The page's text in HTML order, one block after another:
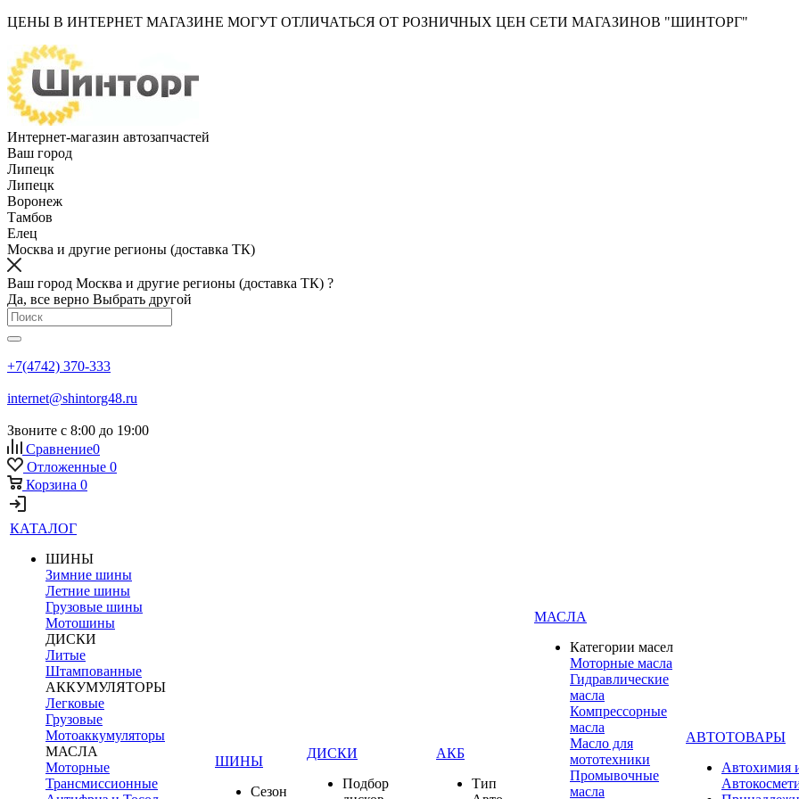
ЦЕНЫ В ИНТЕРНЕТ МАГАЗИНЕ МОГУТ ОТЛИЧАТЬСЯ ОТ РОЗНИЧНЫХ ЦЕН СЕТИ МАГАЗИНОВ "ШИНТОРГ"
Интернет-магазин автозапчастей
Ваш город
Липецк
Липецк
Воронеж
Тамбов
Елец
Москва и другие регионы (доставка ТК)
Ваш город Москва и другие регионы (доставка ТК) ?
Да, все верно Выбрать другой
+7(4742) 370-333
internet@shintorg48.ru
Звоните с 8:00 до 19:00
Сравнение0
Отложенные 0
Корзина 0
КАТАЛОГ
ШИНЫ
Зимние шины
Летние шины
Грузовые шины
Мотошины
ДИСКИ
Литые
Штампованные
АККУМУЛЯТОРЫ
Легковые
Грузовые
Мотоаккумуляторы
МАСЛА
Моторные
Трансмиссионные
ШИНЫ
Сезон
ДИСКИ
Подбор
АКБ
Тип
МАСЛА
Категории масел
Моторные масла
Гидравлические
масла
Компрессорные
масла
Масло для
мототехники
Промывочные
масла
АВТОТОВАРЫ
Автохимия